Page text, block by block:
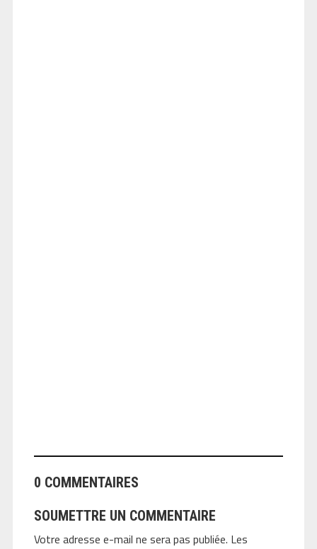
0 COMMENTAIRES
SOUMETTRE UN COMMENTAIRE
Votre adresse e-mail ne sera pas publiée. Les